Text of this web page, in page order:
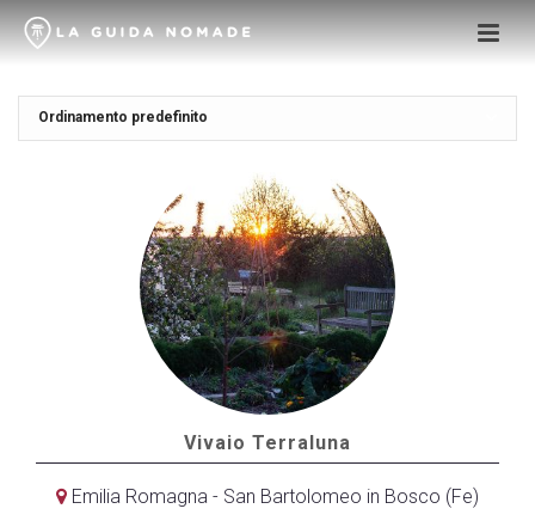
Vivaio Terraluna
Emilia Romagna - San Bartolomeo in Bosco (Fe)